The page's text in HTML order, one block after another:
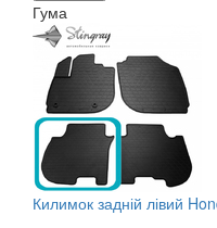
Гума
Килимок задній лівий